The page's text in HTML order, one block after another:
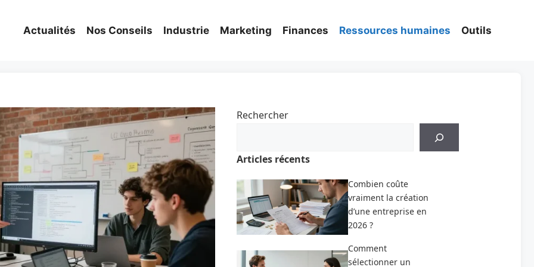
Actualités Nos Conseils Industrie Marketing Finances Ressources humaines Outils
Rechercher
Articles récents
Combien coûte
vraiment la création
d’une entreprise en
2026 ?
Comment
sélectionner un